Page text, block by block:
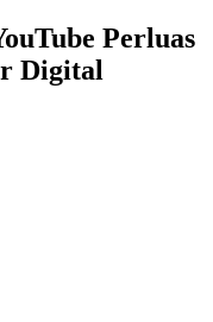
Perluas
Digital